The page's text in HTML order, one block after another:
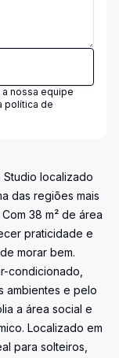
nossa equipe
política de
localizado
das regiões mais
38 m² de área
praticidade e
morar bem.
condicionado,
ambientes e pelo
a área social e
Localizado em
para solteiros,